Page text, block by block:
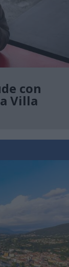
con
Villa